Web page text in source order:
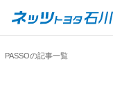
PASSOの記事一覧